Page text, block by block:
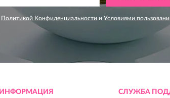
Политикой Конфиденциальности и Условиями
ИНФОРМАЦИЯ СЛУЖБА